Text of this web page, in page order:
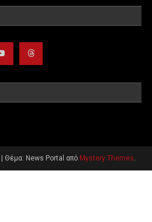
Θέμα: News Portal από Mystery Themes.